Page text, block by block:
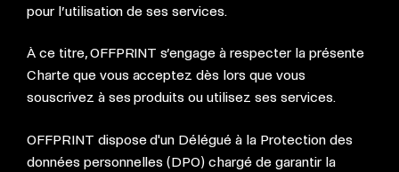
pour l’utilisation de ses services.
À ce titre, OFFPRINT s’engage à respecter la présente
Charte que vous acceptez dès lors que vous
souscrivez à ses produits ou utilisez ses services.
OFFPRINT dispose d'un Délégué à la Protection des
données personnelles (DPO) chargé de garantir la